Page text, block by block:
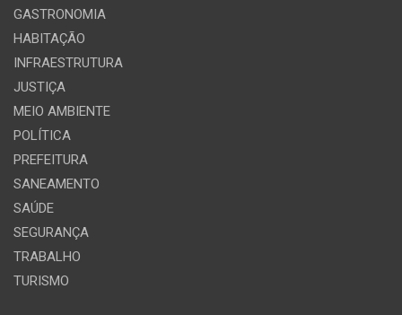
GASTRONOMIA
HABITAÇÃO
INFRAESTRUTURA
JUSTIÇA
MEIO AMBIENTE
POLÍTICA
PREFEITURA
SANEAMENTO
SAÚDE
SEGURANÇA
TRABALHO
TURISMO